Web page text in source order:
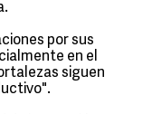
por sus
en el
siguen